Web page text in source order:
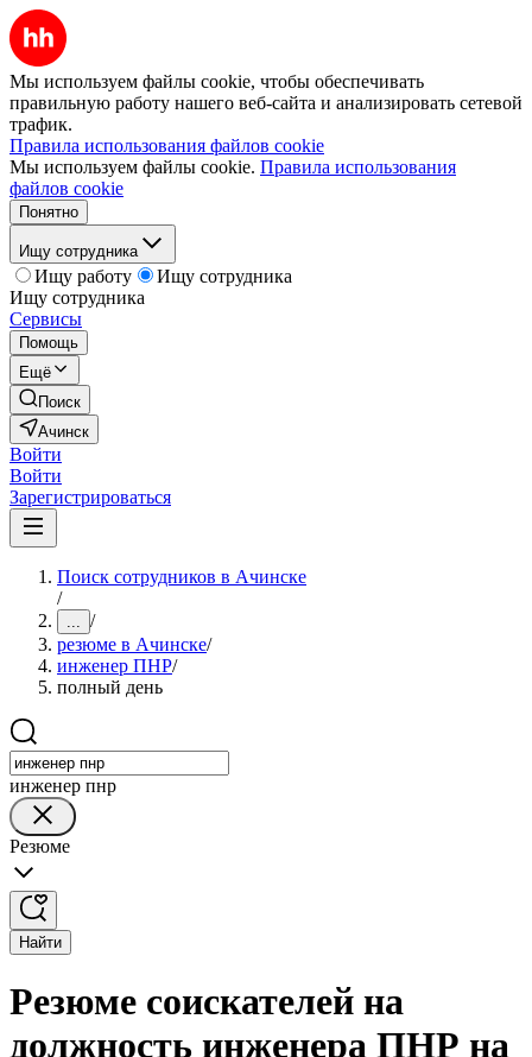
Мы используем файлы cookie, чтобы обеспечивать
правильную работу нашего веб-сайта и анализировать сетевой
трафик.
Правила использования файлов cookie
Мы используем файлы cookie. Правила использования
файлов cookie
Понятно
Ищу сотрудника
Ищу работу
Ищу сотрудника
Ищу сотрудника
Сервисы
Помощь
Ещё
Поиск
Ачинск
Войти
Войти
Зарегистрироваться
Поиск сотрудников в Ачинске
/
... /
резюме в Ачинске/
инженер ПНР/
полный день
инженер пнр
Резюме
Найти
Резюме соискателей на
должность инженера ПНР на